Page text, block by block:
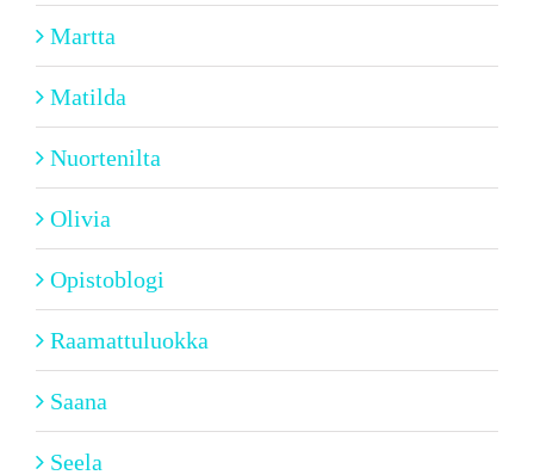
Martta
Matilda
Nuortenilta
Olivia
Opistoblogi
Raamattuluokka
Saana
Seela